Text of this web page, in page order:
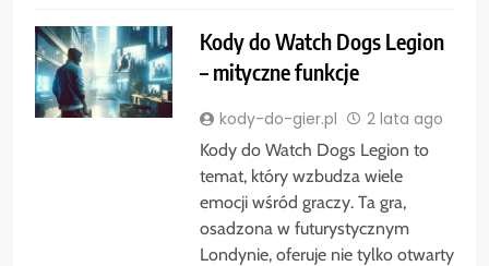
Kody do Watch Dogs Legion
– mityczne funkcje
kody-do-gier.pl 2 lata ago
Kody do Watch Dogs Legion to
temat, który wzbudza wiele
emocji wśród graczy. Ta gra,
osadzona w futurystycznym
Londynie, oferuje nie tylko otwarty